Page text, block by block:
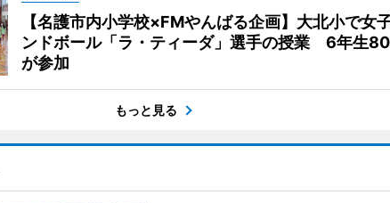
【名護市内小学校×FMやんばる企画】大北小で女
ンドボール「ラ・ティーダ」選手の授業 6年生
が参加
もっと見る